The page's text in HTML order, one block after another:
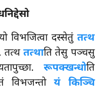
विभजित्वा दस्सेतुं तत्थ
तत्थ तत्थाति तेसु पञ्चसु
रूपक्खन्धोति
तं विभजन्तोयं किञ्चि